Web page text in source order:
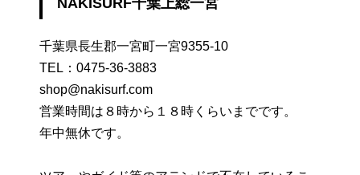
NAKISURF千葉上総一宮
千葉県長生郡一宮町一宮9355-10
TEL： 0475-36-3883
shop@nakisurf.com
営業時間は８時から１８時くらいまでです。
年中無休です。